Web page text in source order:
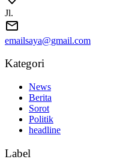
Jl.
emailsaya@gmail.com
Kategori
News
Berita
Sorot
Politik
headline
Label